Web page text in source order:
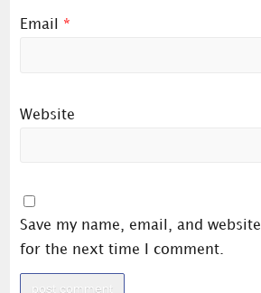
Email *
Website
Save my name, email, and
for the next time I comment.